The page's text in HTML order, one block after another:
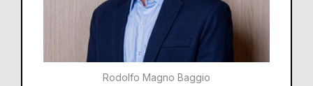
Rodolfo Magno Baggio​​